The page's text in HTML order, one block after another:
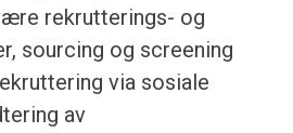
rekrutterings- og
sourcing og screening
via sosiale
av